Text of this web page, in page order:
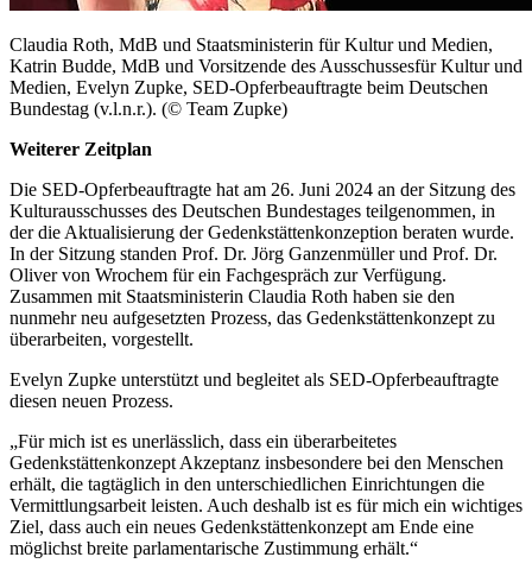
Claudia Roth, MdB und Staatsministerin für Kultur und Medien,
Katrin Budde, MdB und Vorsitzende des Ausschussesfür Kultur und
Medien, Evelyn Zupke, SED-Opferbeauftragte beim Deutschen
Bundestag (v.l.n.r.). (© Team Zupke)
Weiterer Zeitplan
Die SED-Opferbeauftragte hat am 26. Juni 2024 an der Sitzung des
Kulturausschusses des Deutschen Bundestages teilgenommen, in
der die Aktualisierung der Gedenkstättenkonzeption beraten wurde.
In der Sitzung standen Prof. Dr. Jörg Ganzenmüller und Prof. Dr.
Oliver von Wrochem für ein Fachgespräch zur Verfügung.
Zusammen mit Staatsministerin Claudia Roth haben sie den
nunmehr neu aufgesetzten Prozess, das Gedenkstättenkonzept zu
überarbeiten, vorgestellt.
Evelyn Zupke unterstützt und begleitet als SED-Opferbeauftragte
diesen neuen Prozess.
„Für mich ist es unerlässlich, dass ein überarbeitetes
Gedenkstättenkonzept Akzeptanz insbesondere bei den Menschen
erhält, die tagtäglich in den unterschiedlichen Einrichtungen die
Vermittlungsarbeit leisten. Auch deshalb ist es für mich ein wichtiges
Ziel, dass auch ein neues Gedenkstättenkonzept am Ende eine
möglichst breite parlamentarische Zustimmung erhält.“